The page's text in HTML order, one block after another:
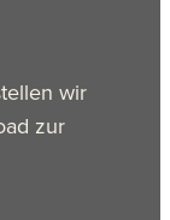
wir
zur